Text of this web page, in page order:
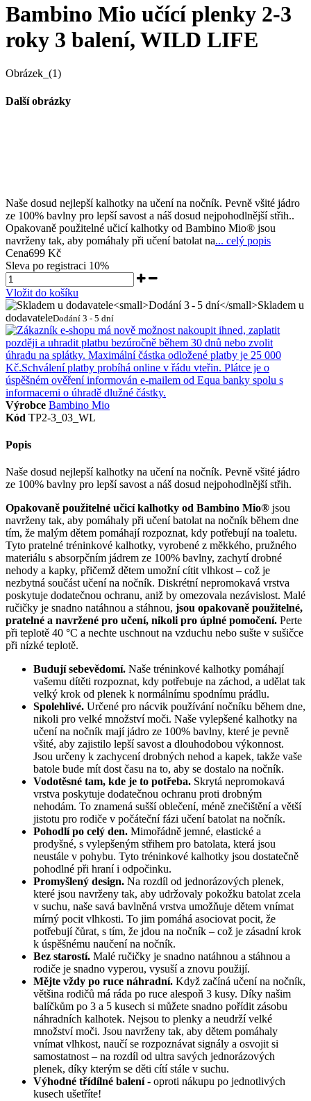
Bambino Mio učící plenky 2-3
roky 3 balení, WILD LIFE
Obrázek_(1)
Další obrázky
Naše dosud nejlepší kalhotky na učení na nočník. Pevně všité jádro
ze 100% bavlny pro lepší savost a náš dosud nejpohodlnější střih..
Opakovaně použitelné učicí kalhotky od Bambino Mio® jsou
navrženy tak, aby pomáhaly při učení batolat na... celý popis
Cena699 Kč
Sleva po registraci 10%
Vložit do košíku
Skladem u
dodavateleDodání 3 - 5 dní
Výrobce Bambino Mio
Kód TP2-3_03_WL
Popis
Naše dosud nejlepší kalhotky na učení na nočník. Pevně všité jádro
ze 100% bavlny pro lepší savost a náš dosud nejpohodlnější střih.
Opakovaně použitelné učicí kalhotky od Bambino Mio® jsou
navrženy tak, aby pomáhaly při učení batolat na nočník během dne
tím, že malým dětem pomáhají rozpoznat, kdy potřebují na toaletu.
Tyto pratelné tréninkové kalhotky, vyrobené z měkkého, pružného
materiálu s absorpčním jádrem ze 100% bavlny, zachytí drobné
nehody a kapky, přičemž dětem umožní cítit vlhkost – což je
nezbytná součást učení na nočník. Diskrétní nepromokavá vrstva
poskytuje dodatečnou ochranu, aniž by omezovala nezávislost. Malé
ručičky je snadno natáhnou a stáhnou, jsou opakovaně použitelné,
pratelné a navržené pro učení, nikoli pro úplné pomočení. Perte
při teplotě 40 °C a nechte uschnout na vzduchu nebo sušte v sušičce
při nízké teplotě.
Budují sebevědomí. Naše tréninkové kalhotky pomáhají
vašemu dítěti rozpoznat, kdy potřebuje na záchod, a udělat tak
velký krok od plenek k normálnímu spodnímu prádlu.
Spolehlivé. Určené pro nácvik používání nočníku během dne,
nikoli pro velké množství moči. Naše vylepšené kalhotky na
učení na nočník mají jádro ze 100% bavlny, které je pevně
všité, aby zajistilo lepší savost a dlouhodobou výkonnost.
Jsou určeny k zachycení drobných nehod a kapek, takže vaše
batole bude mít dost času na to, aby se dostalo na nočník.
Vodotěsné tam, kde je to potřeba. Skrytá nepromokavá
vrstva poskytuje dodatečnou ochranu proti drobným
nehodám. To znamená sušší oblečení, méně znečištění a větší
jistotu pro rodiče v počáteční fázi učení batolat na nočník.
Pohodlí po celý den. Mimořádně jemné, elastické a
prodyšné, s vylepšeným střihem pro batolata, která jsou
neustále v pohybu. Tyto tréninkové kalhotky jsou dostatečně
pohodlné při hraní i odpočinku.
Promyšlený design. Na rozdíl od jednorázových plenek,
které jsou navrženy tak, aby udržovaly pokožku batolat zcela
v suchu, naše savá bavlněná vrstva umožňuje dětem vnímat
mírný pocit vlhkosti. To jim pomáhá asociovat pocit, že
potřebují čůrat, s tím, že jdou na nočník – což je zásadní krok
k úspěšnému naučení na nočník.
Bez starostí. Malé ručičky je snadno natáhnou a stáhnou a
rodiče je snadno vyperou, vysuší a znovu použijí.
Mějte vždy po ruce náhradní. Když začíná učení na nočník,
většina rodičů má ráda po ruce alespoň 3 kusy. Díky našim
balíčkům po 3 a 5 kusech si můžete snadno pořídit zásobu
náhradních kalhotek. Nejsou to plenky a neudrží velké
množství moči. Jsou navrženy tak, aby dětem pomáhaly
vnímat vlhkost, naučí se rozpoznávat signály a osvojit si
samostatnost – na rozdíl od ultra savých jednorázových
plenek, díky kterým se děti cítí stále v suchu.
Výhodné třídílné balení- oproti nákupu po jednotlivých
kusech ušetříte!